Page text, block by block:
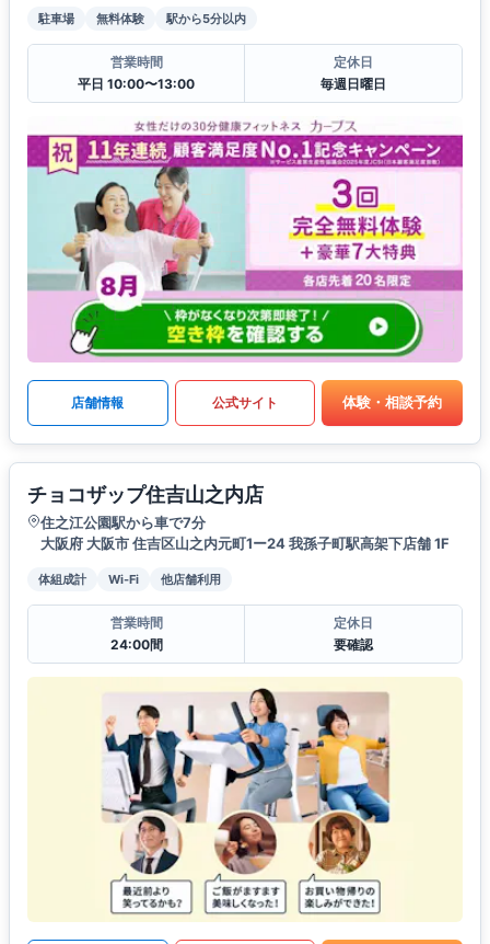
駐車場 無料体験 駅から5分以内
営業時間
平日 10:00〜13:00
定休日
毎週日曜日
店舗情報 公式サイト 体験・相談予約
チョコザップ住吉山之内店
住之江公園駅から車で7分
大阪府 大阪市 住吉区山之内元町1ー24 我孫子町駅高架下店舗 1F
体組成計 Wi-Fi 他店舗利用
営業時間
24:00間
定休日
要確認